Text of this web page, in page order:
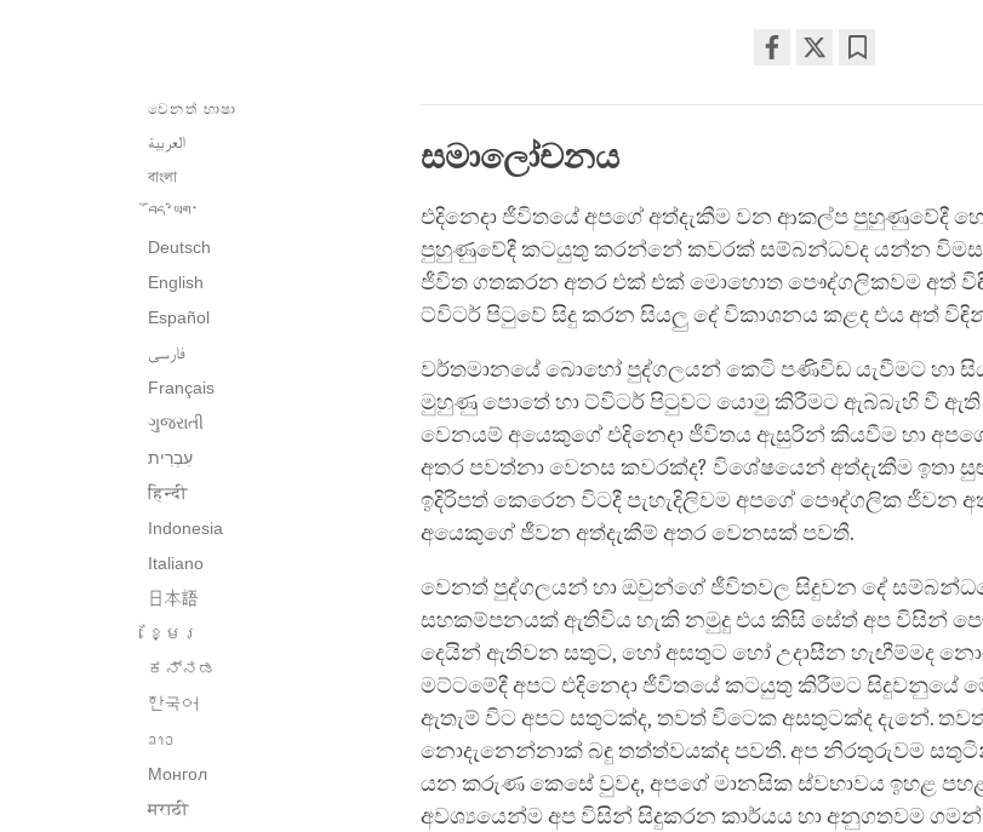
on
වෙනත් භාෂා
العربية
বাংলা
བོད་ཡིག་
Deutsch
English
Español
فارسی
Français
ગુજરાતી
हिन्दी
Indonesia
Italiano
日本語
ខ្មែរ
ಕನ್ನಡ
한국어
ລາວ
Монгол
मराठी
සමාලෝචනය
එදිනෙදා ජීවිතයේ අපගේ අත්දැකීම වන ආකල්ප පුහුණුවේදී
පුහුණුවේදී කටයුතු කරන්නේ කවරක් සම්බන්ධවද යන්න විමසා
ජීවිත ගතකරන අතර එක් එක් මොහොත පෞද්ගලිකවම අත්
ට්විටර් පිටුවේ සිදු කරන සියලු දේ විකාශනය කළද එය අත්
වර්තමානයේ බොහෝ පුද්ගලයන් කෙටි පණිවිඩ යැවීමට හා
මුහුණු පොතේ හා ට්විටර් පිටුවට යොමු කිරීමට ඇබ්බැහි වී
වෙනයම් අයෙකුගේ එදිනෙදා ජීවිතය ඇසුරින් කියවීම හා
අතර පවත්නා වෙනස කවරක්ද? විශේෂයෙන් අත්දැකීම ඉතා
ඉදිරිපත් කෙරෙන විටදී පැහැදිලිවම අපගේ පෞද්ගලික ජීවන
අයෙකුගේ ජීවන අත්දැකීම් අතර වෙනසක් පවතී.
වෙනත් පුද්ගලයන් හා ඔවුන්ගේ ජීවිතවල සිදුවන දේ
සහකම්පනයක් ඇතිවිය හැකි නමුදු එය කිසි සේත් අප විසින්
දෙයින් ඇතිවන සතුට, හෝ අසතුට හෝ උදාසීන හැඟීම්මද
මට්ටමේදී අපට එදිනෙදා ජීවිතයේ කටයුතු කිරීමට සිදුවනුයේ
ඇතැම් විට අපට සතුටක්ද, තවත් විටෙක අසතුටක්ද දැනේ.
නොදැනෙන්නාක් බඳු තත්ත්වයක්ද පවතී. අප නිරතුරුවම
යන කරුණ කෙසේ වුවද, අපගේ මානසික ස්වභාවය ඉහළ
අවශ්‍යයෙන්ම අප විසින් සිදුකරන කාර්යය හා අනුගතවම